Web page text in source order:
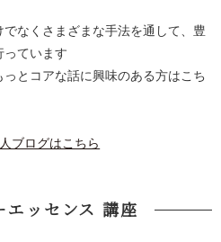
なくさまざまな手法を通して、豊
っています
とコアな話に興味のある方はこち
ブログはこちら
エッセンス 講座